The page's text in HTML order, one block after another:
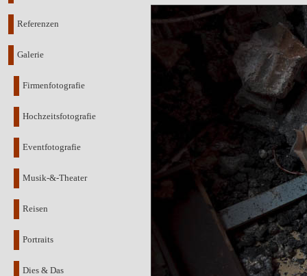
Referenzen
Galerie
Firmenfotografie
Hochzeitsfotografie
Eventfotografie
Musik-&-Theater
Reisen
Portraits
Dies & Das